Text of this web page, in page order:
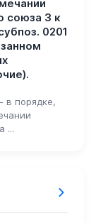
союза 3 к
0201
в порядке,
...